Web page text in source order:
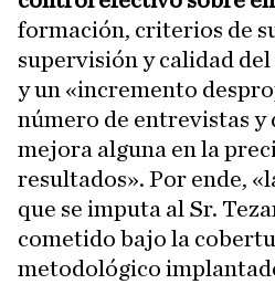
formación, criterios de
supervisión y calidad
y un «incremento
número de entrevistas y
mejora alguna en la
resultados». Por ende,
que se imputa al Sr.
cometido bajo la
metodológico